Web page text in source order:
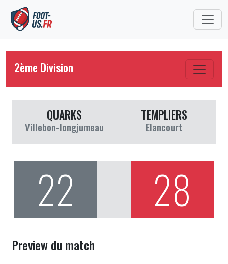
2ème Division
QUARKS
Villebon-longjumeau
TEMPLIERS
Elancourt
22 28
Preview du match